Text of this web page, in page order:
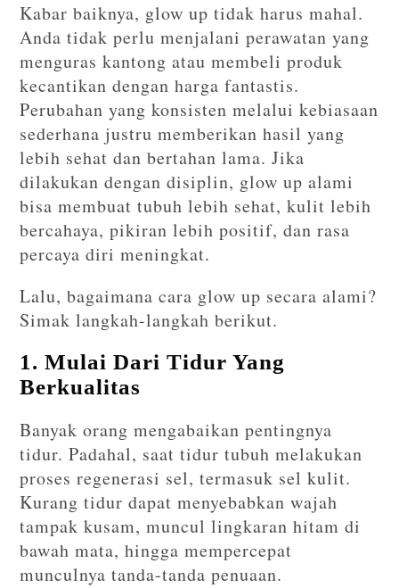
Kabar baiknya, glow up tidak harus mahal.
Anda tidak perlu menjalani perawatan yang
menguras kantong atau membeli produk
kecantikan dengan harga fantastis.
Perubahan yang konsisten melalui kebiasaan
sederhana justru memberikan hasil yang
lebih sehat dan bertahan lama. Jika
dilakukan dengan disiplin, glow up alami
bisa membuat tubuh lebih sehat, kulit lebih
bercahaya, pikiran lebih positif, dan rasa
percaya diri meningkat.
Lalu, bagaimana cara glow up secara alami?
Simak langkah-langkah berikut.
1. Mulai Dari Tidur Yang
Berkualitas
Banyak orang mengabaikan pentingnya
tidur. Padahal, saat tidur tubuh melakukan
proses regenerasi sel, termasuk sel kulit.
Kurang tidur dapat menyebabkan wajah
tampak kusam, muncul lingkaran hitam di
bawah mata, hingga mempercepat
munculnya tanda-tanda penuaan.